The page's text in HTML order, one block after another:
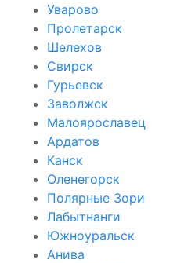
Уварово
Пролетарск
Шелехов
Свирск
Гурьевск
Заволжск
Малоярославец
Ардатов
Канск
Оленегорск
Полярные Зори
Лабытнанги
Южноуральск
Анива